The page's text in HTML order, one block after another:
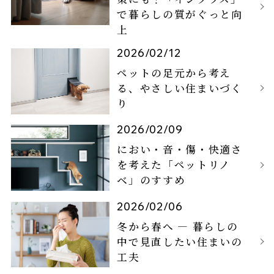
で暮らしの質がぐっと向
上
2026/02/12
ペットの足元から考え
る、やさしい住まいづく
り
2026/02/09
におい・音・傷・快適さ
を考えた「ペットリノ
ベ」のすすめ
2026/02/06
冬から春へ ― 暮らしの
中で見直したい住まいの
工夫